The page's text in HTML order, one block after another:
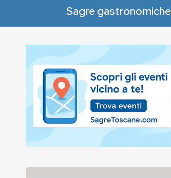
Sagre gastronomiche